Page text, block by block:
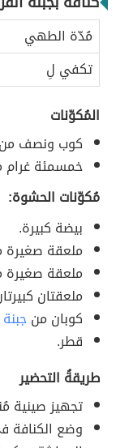
مُدّة الطهي
تكفي لِ
المُكوّنات
كوب ونصف من
خمسمئة غرام
مُكوّنات الحشوة:
بيضة كبيرة.
ملعقة صغيرة
ملعقة صغيرة
ملعقتان
كوبان منجبنة
قطر.
طريقةُ التحضير
تجهيز صينية
وضع الكنافة